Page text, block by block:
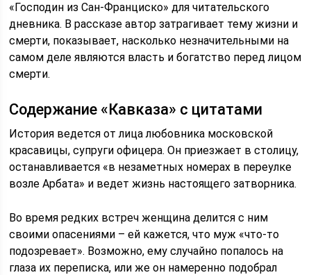
«Господин из Сан-Франциско» для читательского
дневника. В рассказе автор затрагивает тему жизни и
смерти, показывает, насколько незначительными на
самом деле являются власть и богатство перед лицом
смерти.
Содержание «Кавказа» с цитатами
История ведется от лица любовника московской
красавицы, супруги офицера. Он приезжает в столицу,
останавливается «в незаметных номерах в переулке
возле Арбата» и ведет жизнь настоящего затворника.
Во время редких встреч женщина делится с ним
своими опасениями – ей кажется, что муж «что-то
подозревает». Возможно, ему случайно попалось на
глаза их переписка, или же он намеренно подобрал